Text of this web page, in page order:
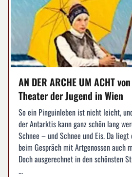
AN DER ARCHE UM ACHT
Theater der Jugend in Wien
So ein Pinguinleben ist nicht leicht,
der Antarktis kann ganz schön lang
Schnee – und Schnee und Eis. Da
beim Gespräch mit Artgenossen auch
Doch ausgerechnet in den schönsten
...